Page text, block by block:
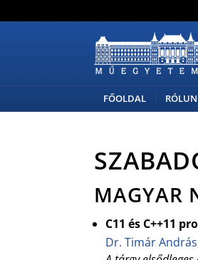
FŐOLDAL
MAGYAR
C11 és C++11
Dr. Timár András